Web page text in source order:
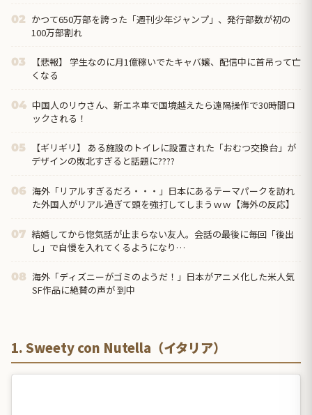
02 かつて650万部を誇った「週刊少年ジャンプ」、発行部数が初の
100万部割れ
03
【悲報】 学生なのに月1億稼いでたキャバ嬢、配信中に首吊って亡
くなる
04 中国人のリウさん、新エネ車で国境越えたら遠隔操作で30時間ロ
ックされる！
05
【ギリギリ】 ある施設のトイレに設置された「おむつ交換台」が
デザインの敗北すぎると話題に????
06 海外「リアルすぎるだろ・・・」日本にあるテーマパークを訪れ
た外国人がリアル過ぎて頭を強打してしまうｗｗ【海外の反応】
07 結婚してから惚気話が止まらない友人。会話の最後に毎回「後出
し」で自慢を入れてくるようになり…
08 海外「ディズニーがゴミのようだ！」日本がアニメ化した米人気
SF作品に絶賛の声が 到中
1. Sweety con Nutella（イタリア）